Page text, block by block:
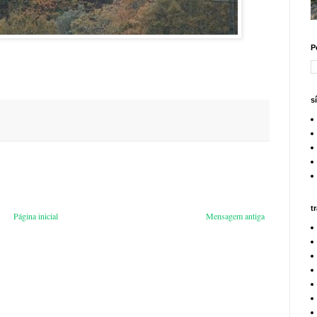
Mensagem antiga
Página inicial